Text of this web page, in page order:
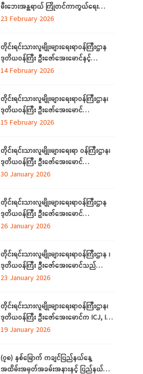
မီးဘေးအန္တရာယ် ကြိုတင်ကာကွယ်ရေး
ဆိုင်ရာ အသိပညာပေးဟောပြောခြင်းနှင့်
23 February 2026
တိုင်းရင်းသားလူမျိုးများရေးရာဝန်ကြီးဌာန
ဒုတိယဝန်ကြီး ဦးဇော်အေးမောင်နှင့်
ရန်ကုန်တိုင်းဒေသကြီးအတွင်းရှိ ရခိုင်စာပေ
လူမှုရေးအသင်းအဖွဲ့များနှင့်တွေ့ဆုံ
14 February 2026
တိုင်းရင်းသားလူမျိုးများရေးရာဝန်ကြီးဌာန၊
ဒုတိယဝန်ကြီး ဦးဇော်အေးမောင်
ရန်ကုန်တိုင်းဒေသကြီးအတွင်းရှိ
သည့် သက်တိုင်းရင်းသားလူမျိုးများနှင့်
တွေ့ဆုံ၊ (၃၉)ကြိမ်မြောက် ဂုဏဝိသိဌပူဇာ
မင်္ဂလာပွဲအခမ်းအနား အောင်မြင်စွာကျင်းပ
နိုင်ရေး လုပ်ငန်းညှိနှိုင်းအစည်းအဝေးသို့
15 February 2026
တိုင်းရင်းသားလူမျိုးများရေးရာ ဝန်ကြီးဌာန၊
ဒုတိယဝန်ကြီး ဦးဇော်အေးမောင်
တိုင်းရင်းသားလူမျိုးများရေးရာဝန်ကြီးဌာန Al
သင်တန်းဆင်းပွဲအခမ်းအနားသို့ တက်ရောက်
နေပြည်တော် ဇန်နဝါရီလ ၃၀
30 January 2026
တိုင်းရင်းသားလူမျိုးများရေးရာဝန်ကြီးဌာန
ဒုတိယဝန်ကြီး ဦးဇော်အေးမောင်
ရန်ကုန်တိုင်းဒေသကြီး၊ ညွှန်ကြားရေးမှူးရုံးရှိ
အတွင်းရှိ တိုင်းရင်းသားစာပေနှင့်ယဉ်ကျေးမှု
ကော်မတီများနှင့်တွေ့ဆုံ
26 January 2026
တိုင်းရင်းသားလူမျိုးများရေးရာဝန်ကြီးဌာန ၊
ဒုတိယဝန်ကြီး ဦးဇော်အေးမောင်သည်
တိုင်းရင်းသားရေးရာနှင့်သက်မွေးပညာသင်
မည့်မြေနေရာတွင် လုပ်ငန်းဆောင်ရွက်မှု
အခြေအနေများကို ကြည့်ရှုစစ်ဆေးခြင်း
23 January 2026
တိုင်းရင်းသားလူမျိုးများရေးရာဝန်ကြီးဌာန၊
ဒုတိယဝန်ကြီး ဦးဇော်‌အေးမောင်က ICJ, ICC
အပြည်ပြည်ဆိုင်ရာတရားရုံးများနှင့်
19 January 2026
(၇၈) နှစ်မြောက် ကချင်ပြည်နယ်နေ့
အထိမ်းအမှတ်အခမ်းအနားနှင့် ပြည်နယ်